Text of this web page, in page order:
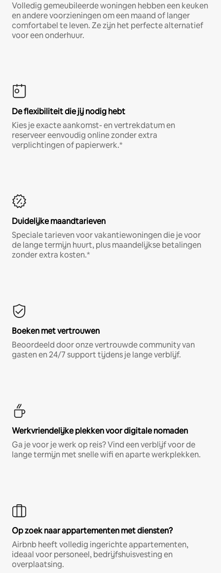
Volledig gemeubileerde woningen hebben een keuken
en andere voorzieningen om een maand of langer
comfortabel te leven. Ze zijn het perfecte alternatief
voor een onderhuur.
De flexibiliteit die jij nodig hebt
Kies je exacte aankomst- en vertrekdatum en
reserveer eenvoudig online zonder extra
verplichtingen of papierwerk.*
Duidelijke maandtarieven
Speciale tarieven voor vakantiewoningen die je voor
de lange termijn huurt, plus maandelijkse betalingen
zonder extra kosten.*
Boeken met vertrouwen
Beoordeeld door onze vertrouwde community van
gasten en 24/7 support tijdens je lange verblijf.
Werkvriendelijke plekken voor digitale nomaden
Ga je voor je werk op reis? Vind een verblijf voor de
lange termijn met snelle wifi en aparte werkplekken.
Op zoek naar appartementen met diensten?
Airbnb heeft volledig ingerichte appartementen,
ideaal voor personeel, bedrijfshuisvesting en
overplaatsing.